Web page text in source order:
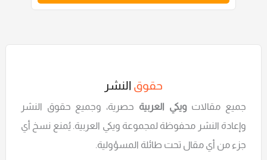
حقوق النشر
جميع مقالاتويكي العربية حصرية، وجميع حقوق النشر
وإعادة النشر محفوظة لمجموعة ويكي العربية. يُمنع نسخ أي
جزء من أي مقال تحت طائلة المسؤولية.